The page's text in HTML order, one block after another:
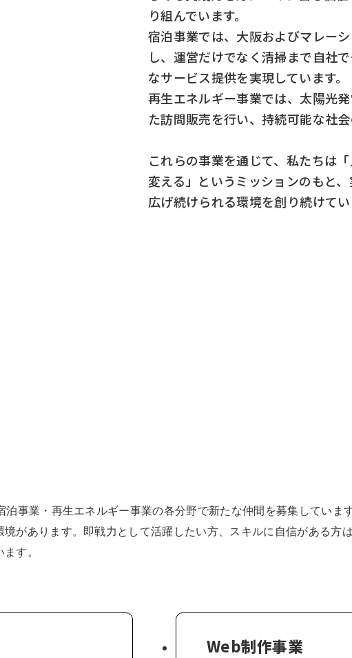
り組んでいます。
宿泊事業では、大阪およびマレー
し、運営だけでなく清掃まで自社
なサービス提供を実現しています。
再生エネルギー事業では、太陽光
た訪問販売を行い、持続可能な社会
これらの事業を通じて、私たちは
変える」というミッションのもと
広げ続けられる環境を創り続けてい
事業・再生エネルギー事業の各分野で新たな仲間を募集していま
があります。即戦力として活躍したい方、スキルに自信がある方
す。
Web制作事業